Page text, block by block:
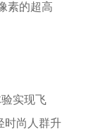
素的超高
实现飞
时尚人群升